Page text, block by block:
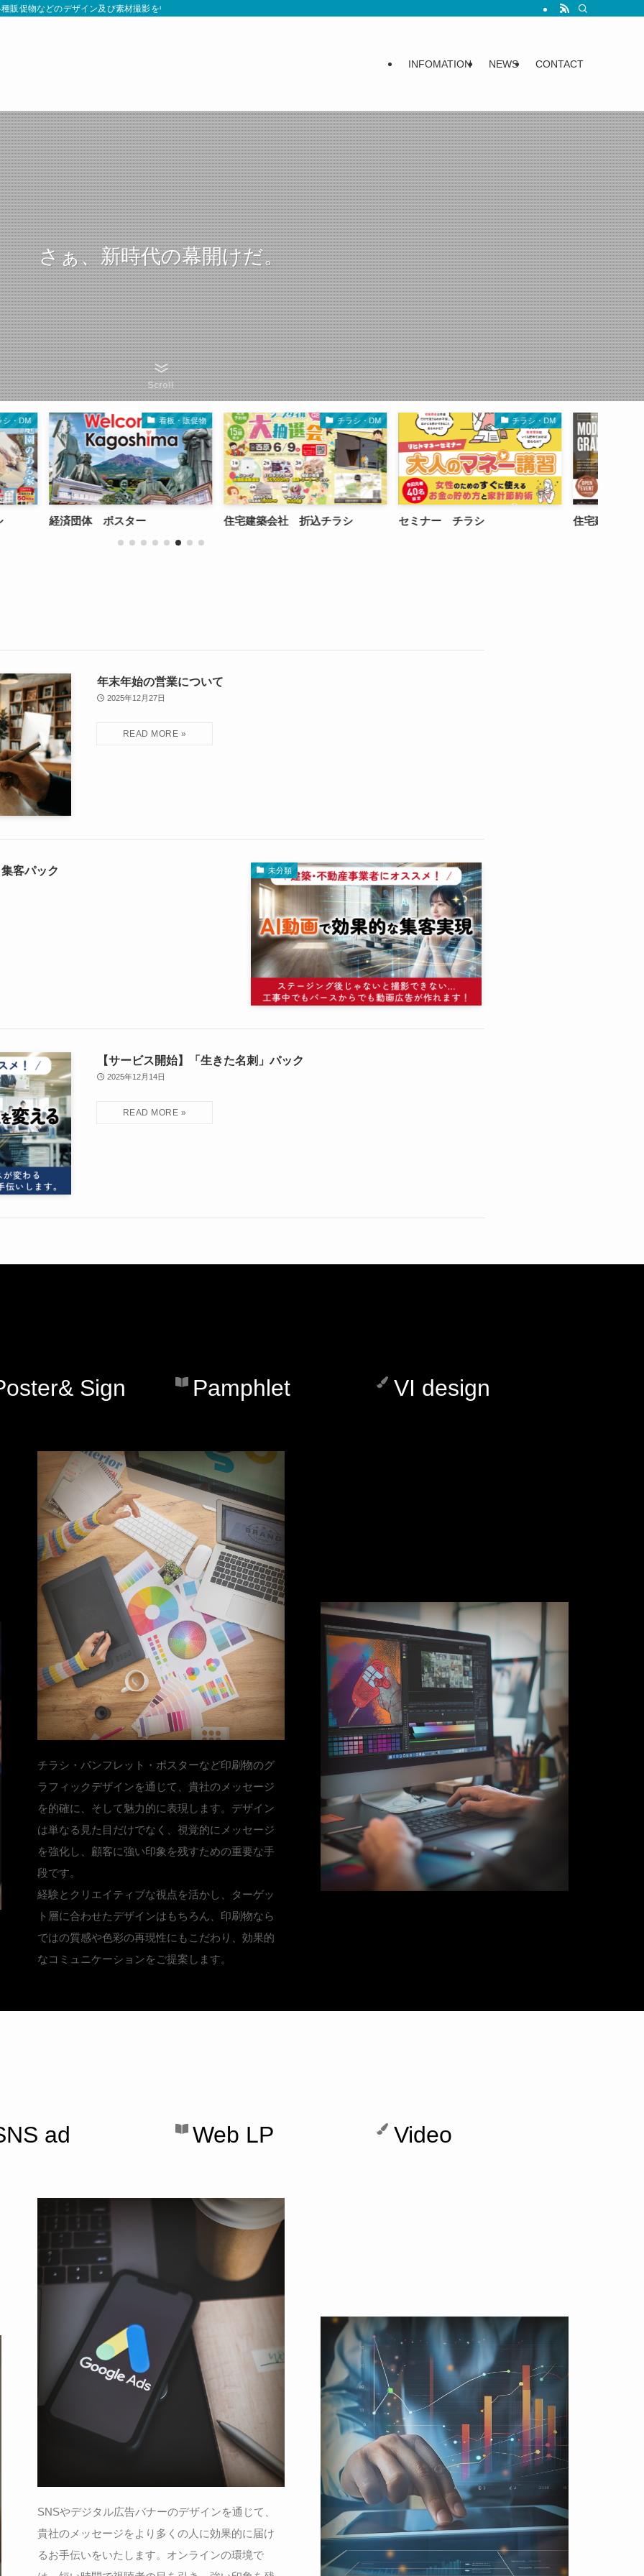
販促物などのデザイン及び素材撮影を中心に、各種広告展開へのご相談承ります。特殊な事例については経験豊富なプロフェッショナルと連携して最大限の
INFOMATION NEWS CONTACT
さぁ、新時代の幕開けだ。
Scroll
チラシ・DM
住宅建築会社 折込チラシ
チラシ・DM
セミナー チラシ
チラシ・DM
住宅建築会社 折込チラシ 子育て支援団体 手
年末年始の営業について
2025年12月27日
未分類
客パック
【サービス開始】「生きた名刺」パック
2025年12月14日
Sign Pamphlet VI design
チラシ・パンフレット・ポスターなど印刷物のグ
ラフィックデザインを通じて、貴社のメッセージ
を的確に、そして魅力的に表現します。デザイン
は単なる見た目だけでなく、視覚的にメッセージ
を強化し、顧客に強い印象を残すための重要な手
段です。
経験とクリエイティブな視点を活かし、ターゲッ
ト層に合わせたデザインはもちろん、印刷物なら
ではの質感や色彩の再現性にもこだわり、効果的
なコミュニケーションをご提案します。
ad Web LP Video
SNSやデジタル広告バナーのデザインを通じて、
貴社のメッセージをより多くの人に効果的に届け
るお手伝いをいたします。オンラインの環境で